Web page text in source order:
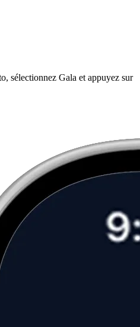
sélectionnez Gala et appuyez sur